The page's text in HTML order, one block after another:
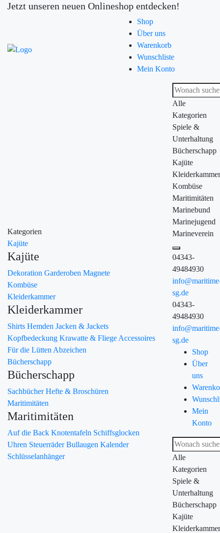
Jetzt unseren neuen Onlineshop entdecken!
Shop
Über uns
Warenkorb
Wunschliste
Mein Konto
Kategorien
Kajüte
Kajüte
Dekoration Garderoben Magnete
Kombüse
Kleiderkammer
Kleiderkammer
Shirts Hemden Jacken & Jackets
Kopfbedeckung Krawatte & Fliege Accessoires
Für die Lütten Abzeichen
Bücherschapp
Bücherschapp
SachbücherHefte & Broschüren
Maritimitäten
Maritimitäten
Auf die Back Knotentafeln Schiffsglocken
Uhren SteuerräderBullaugen Kalender
Schlüsselanhänger
Alle
Kategorien
Spiele &
Unterhaltung
Bücherschapp
Kajüte
Kleiderkammer
Kombüse
Maritimitäten
Marinebund
Marinejugend
Marineverein
04343-
49484930
sg.de
04343-
49484930
sg.de
Shop
Über
uns
Mein
Konto
Alle
Kategorien
Spiele &
Unterhaltung
Bücherschapp
Kajüte
Kleiderkammer